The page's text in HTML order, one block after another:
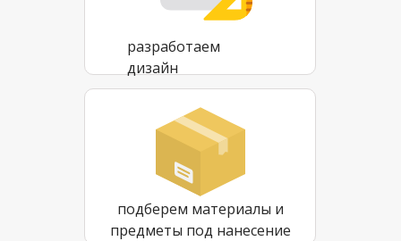
разработаем
дизайн
подберем материалы и
предметы под нанесение